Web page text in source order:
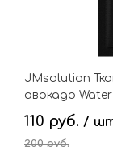
JMsolution
авокадо
ampoule mask
110 руб. /
200 руб.